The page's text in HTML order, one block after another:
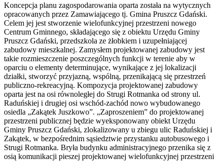
Koncepcja planu zagospodarowania oparta została na wytycznych
opracowanych przez Zamawiającego tj. Gmina Pruszcz Gdański.
Celem jej jest stworzenie wielofunkcyjnej przestrzeni nowego
Centrum Gminnego, składającego się z obiektu Urzędu Gminy
Pruszcz Gdański, przedszkola ze żłobkiem i uzupełniającej
zabudowy mieszkalnej. Zamysłem projektowanej zabudowy jest
takie rozmieszczenie poszczególnych funkcji w terenie aby w
oparciu o elementy determinujące, wynikające z jej lokalizacji
działki, stworzyć przyjazną, wspólną, przenikającą się przestrzeń
publiczno-rekreacyjną. Kompozycja projektowanej zabudowy
oparta jest na osi równoległej do Strugi Rotmanka od strony ul.
Raduńskiej i drugiej osi wschód-zachód nowo wybudowanego
osiedla „Zakątek Juszkowo”. „Zaproszeniem” do projektowanej
przestrzeni publicznej będzie wyeksponowany obiekt Urzędu
Gminy Pruszcz Gdański, zlokalizowany u zbiegu ulic Raduńskiej i
Zakątek, w bezpośrednim sąsiedztwie przystanku autobusowego i
Strugi Rotmanka. Bryła budynku administracyjnego przenika się z
osią komunikacji pieszej projektowanej wielofunkcyjnej przestrzeni